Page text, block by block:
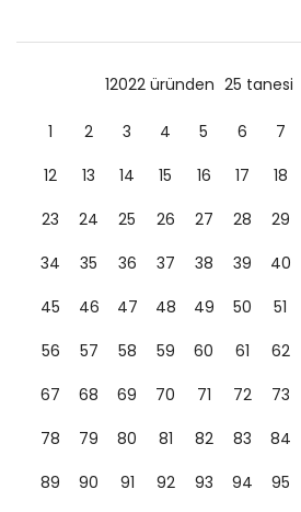
12022 üründen 25 tanesi
1 2 3 4 5 6 7
12
13 14 15 16 17 18
23
24 25 26 27 28 29
34
35 36 37 38 39 40
45
46 47 48 49 50 51
56
57 58 59 60 61 62
67
68 69 70 71 72 73
78
79 80 81 82 83 84
89
90 91 92 93 94 95